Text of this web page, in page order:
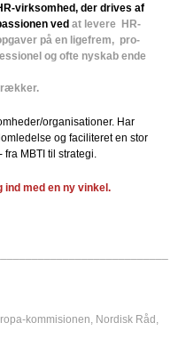
virksomhed, der drives af
ved at levere HR-
på en ligefrem, pro-
og ofte nyskab ende
organisationer. Har
og faciliteret en stor
MBTI til strategi.
med en ny vinkel.
kommisionen, Nordisk Råd,